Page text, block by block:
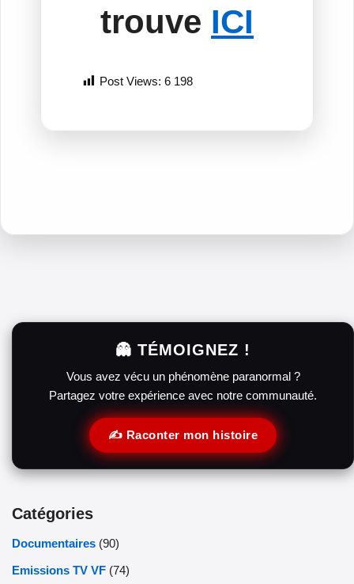
trouve ICI
Post Views: 6 198
👻 TÉMOIGNEZ !
Vous avez vécu un phénomène paranormal ?
Partagez votre expérience avec notre communauté.
✍️ Raconter mon histoire
Catégories
Documentaires (90)
Emissions TV VF (74)